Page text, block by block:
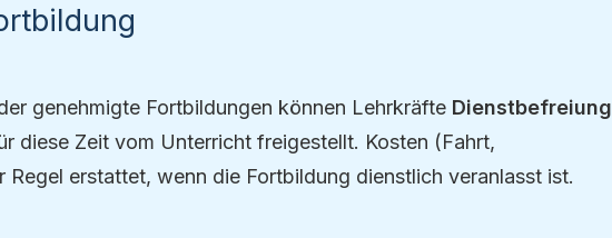
genehmigte Fortbildungen können Lehrkräfte Dienstbefreiung
diese Zeit vom Unterricht freigestellt. Kosten (Fahrt,
Regel erstattet, wenn die Fortbildung dienstlich veranlasst ist.